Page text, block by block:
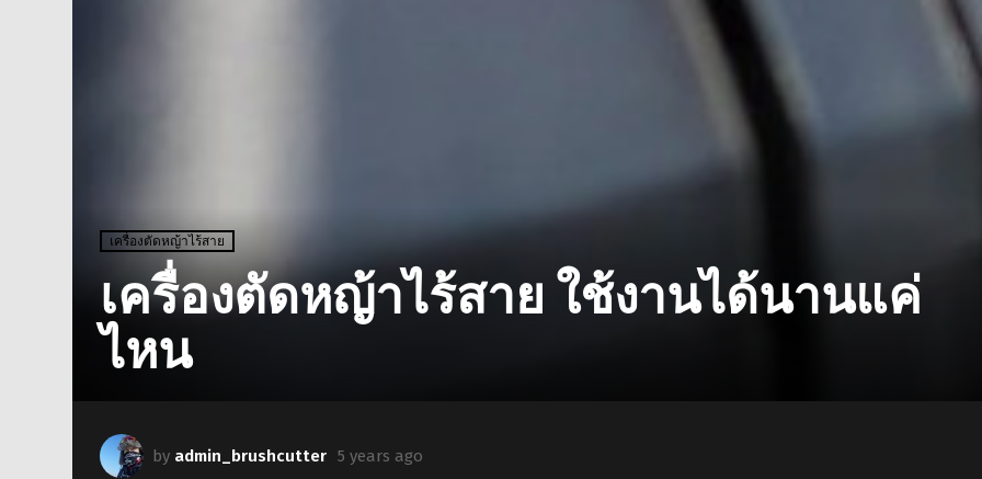
เครื่องตัดหญ้าไร้สาย
เครื่องตัดหญ้าไร้สาย ใช้งานได้นานแค่
ไหน
by admin_brushcutter 5 years ago